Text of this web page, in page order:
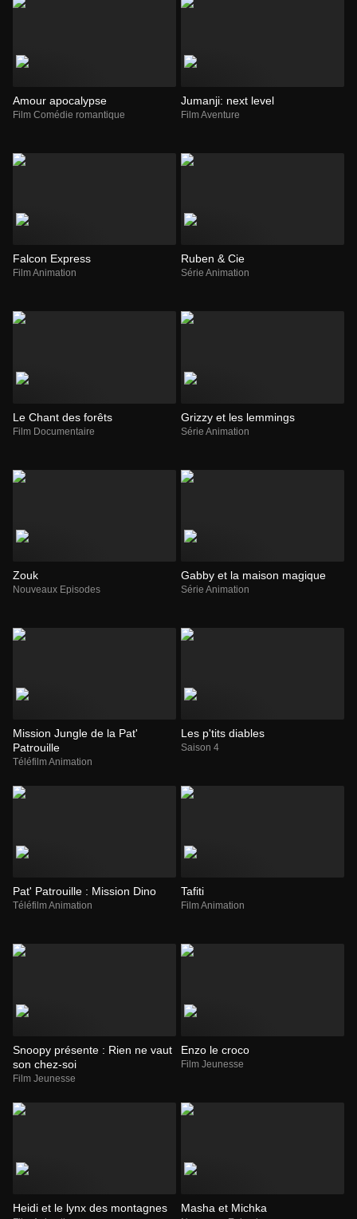
Amour apocalypse
Film Comédie romantique
Jumanji: next level
Film Aventure
Falcon Express
Film Animation
Ruben & Cie
Série Animation
Le Chant des forêts
Film Documentaire
Grizzy et les lemmings
Série Animation
Zouk
Nouveaux Episodes
Gabby et la maison magique
Série Animation
Mission Jungle de la Pat'
Patrouille
Téléfilm Animation
Les p'tits diables
Saison 4
Pat' Patrouille : Mission Dino
Téléfilm Animation
Tafiti
Film Animation
Snoopy présente : Rien ne vaut
son chez-soi
Film Jeunesse
Enzo le croco
Film Jeunesse
Heidi et le lynx des montagnes Masha et Michka